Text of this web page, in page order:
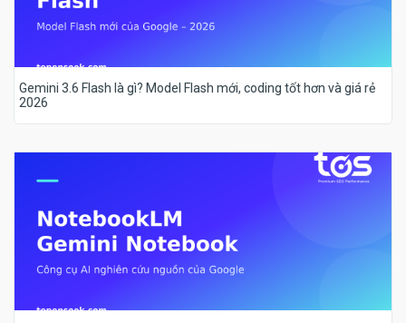
Gemini 3.6 Flash là gì? Model Flash mới, coding tốt hơn và giá rẻ
2026